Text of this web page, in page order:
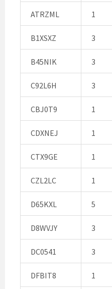
ATRZML 1
B1XSXZ 3
B45NIK 3
C92L6H 3
CBJ0T9 1
CDXNEJ 1
CTX9GE 1
CZL2LC 1
D65KXL 5
D8WVJY 3
DC0541 3
DFBIT8 1